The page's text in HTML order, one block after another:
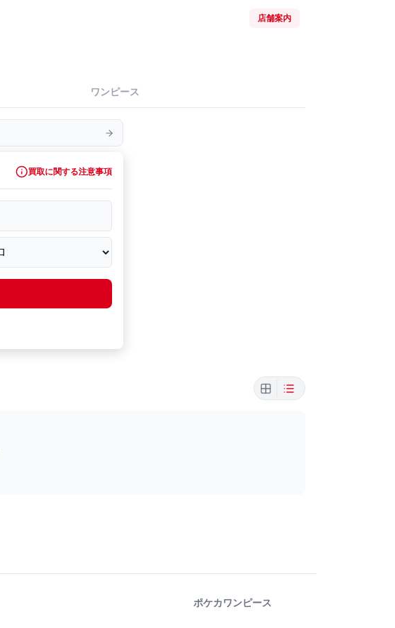
店舗案内
ワンピース
買取に関する注意事項
ポケカワンピース